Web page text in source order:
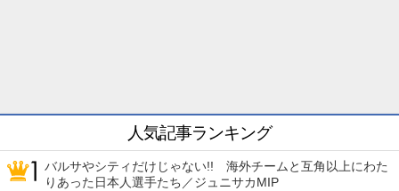
人気記事ランキング
バルサやシティだけじゃない!! 海外チームと互角以上にわた
りあった日本人選手たち／ジュニサカMIP